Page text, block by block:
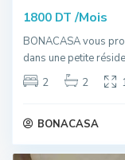
1800 DT /Mois
BONACASA vous
dans une petite
2
2
BONACASA